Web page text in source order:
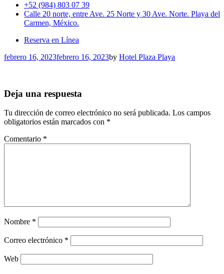
+52 (984) 803 07 39
Calle 20 norte, entre Ave. 25 Norte y 30 Ave. Norte. Playa del
Carmen, México.
Reserva en Línea
febrero 16, 2023febrero 16, 2023by Hotel Plaza Playa
Deja una respuesta
Tu dirección de correo electrónico no será publicada. Los campos
obligatorios están marcados con *
Comentario *
Nombre *
Correo electrónico *
Web